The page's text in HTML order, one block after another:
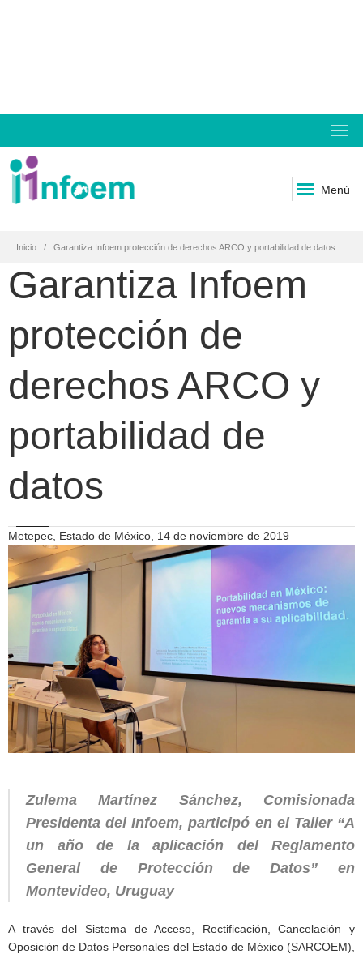
Menú
Inicio Garantiza Infoem protección de derechos ARCO y portabilidad de datos
Garantiza Infoem
protección de
derechos ARCO y
portabilidad de
datos
Metepec, Estado de México, 14 de noviembre de 2019
Zulema Martínez Sánchez, Comisionada
Presidenta del Infoem, participó en el Taller “A
un año de la aplicación del Reglamento
General de Protección de Datos” en
Montevideo, Uruguay
A través del Sistema de Acceso, Rectificación, Cancelación y
Oposición de Datos Personales del Estado de México (SARCOEM),